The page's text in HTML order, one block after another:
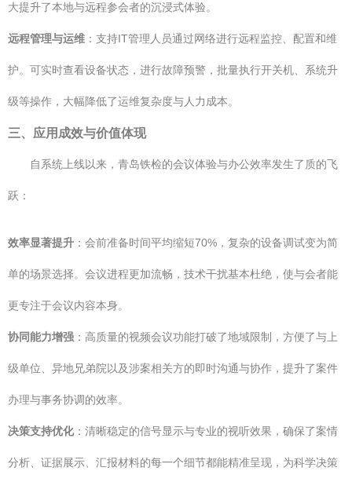
大提升了本地与远程参会者的沉浸式体验。
远程管理与运维 ：支持IT管理人员通过网络进行远程监控、配置和维
护。可实时查看设备状态，进行故障预警，批量执行开关机、系统升
级等操作，大幅降低了运维复杂度与人力成本。
三、应用成效与价值体现
自系统上线以来，青岛铁检的会议体验与办公效率发生了质的飞
跃：
效率显著提升 ：会前准备时间平均缩短70%，复杂的设备调试变为简
单的场景选择。会议进程更加流畅，技术干扰基本杜绝，使与会者能
更专注于会议内容本身。
协同能力增强 ：高质量的视频会议功能打破了地域限制，方便了与上
级单位、异地兄弟院以及涉案相关方的即时沟通与协作，提升了案件
办理与事务协调的效率。
决策支持优化：清晰稳定的信号显示与专业的视听效果，确保了案情
分析、证据展示、汇报材料的每一个细节都能精准呈现，为科学决策